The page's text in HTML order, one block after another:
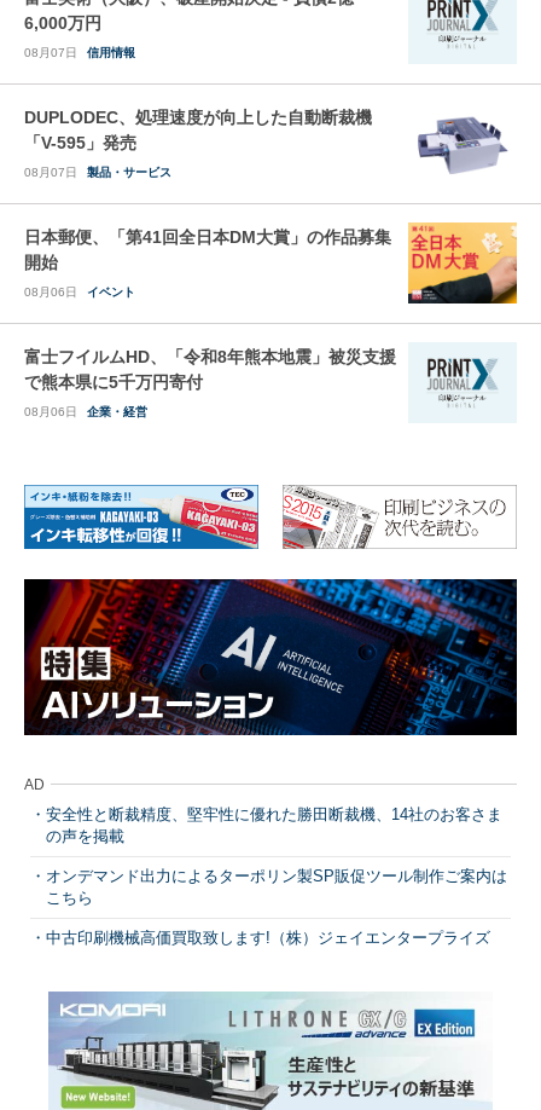
6,000万円
08月07日 信用情報
DUPLODEC、処理速度が向上した自動断裁機
「V-595」発売
08月07日 製品・サービス
日本郵便、「第41回全日本DM大賞」の作品募集
開始
08月06日 イベント
富士フイルムHD、「令和8年熊本地震」被災支援
で熊本県に5千万円寄付
08月06日 企業・経営
AD
安全性と断裁精度、堅牢性に優れた勝田断裁機、14社のお客さま
の声を掲載
オンデマンド出力によるターポリン製SP販促ツール制作ご案内は
こちら
中古印刷機械高価買取致します!（株）ジェイエンタープライズ